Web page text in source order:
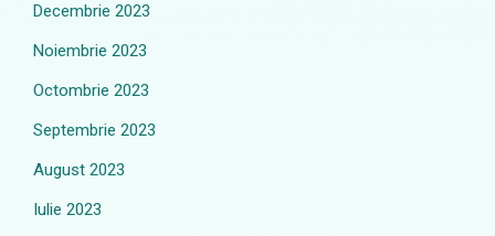
Decembrie 2023
Noiembrie 2023
Octombrie 2023
Septembrie 2023
August 2023
Iulie 2023